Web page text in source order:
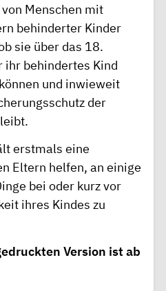
Menschen mit
behinderter Kinder
sie über das 18.
ihr behindertes Kind
und inwieweit
der
erstmals eine
Eltern helfen, an einige
bei oder kurz vor
ihres Kindes zu
Version ist ab